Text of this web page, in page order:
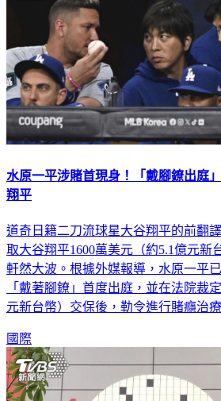
水原一平涉賭首現身！「戴腳鐐出庭
翔平
道奇日籍二刀流球星大谷翔平的前翻
取大谷翔平1600萬美元（約5.1億元新
軒然大波。根據外媒報導，水原一平
「戴著腳鐐」首度出庭，並在法院裁
元新台幣）交保後，勒令進行賭癮治療
國際